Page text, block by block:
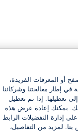
أو المعرفات الفريدة،
إطار معالجتنا وشركائنا
تعطيلها. إذا تم تعطيل
بك. يمكنك إعادة عرض هذه
إدارة التفضيلات الرابط
لمزيد من التفاصيل،